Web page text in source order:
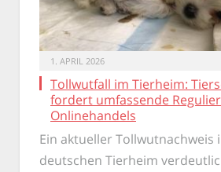
1. APRIL 2026
Tollwutfall im Tierheim:
fordert umfassende
Onlinehandels
Ein aktueller Tollwutnachweis
deutschen Tierheim